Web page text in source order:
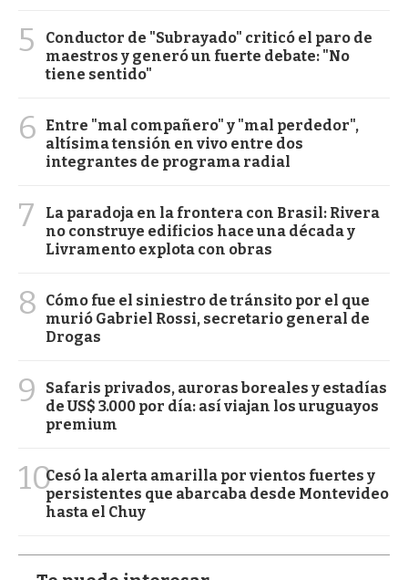
5
Conductor de "Subrayado" criticó el paro de
maestros y generó un fuerte debate: "No
tiene sentido"
6
Entre "mal compañero" y "mal perdedor",
altísima tensión en vivo entre dos
integrantes de programa radial
7
La paradoja en la frontera con Brasil: Rivera
no construye edificios hace una década y
Livramento explota con obras
8
Cómo fue el siniestro de tránsito por el que
murió Gabriel Rossi, secretario general de
Drogas
9
Safaris privados, auroras boreales y estadías
de US$ 3.000 por día: así viajan los uruguayos
premium
10Cesó la alerta amarilla por vientos fuertes y
persistentes que abarcaba desde Montevideo
hasta el Chuy